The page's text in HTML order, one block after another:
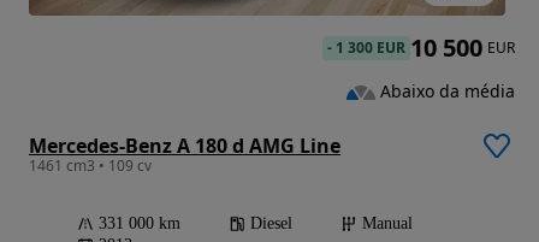
Mercedes-Benz A 180 d AMG Line
1461 cm3 • 109 cv
331 000 km Diesel
Manual
- 1 300 EUR 10 500 EUR
Abaixo da média